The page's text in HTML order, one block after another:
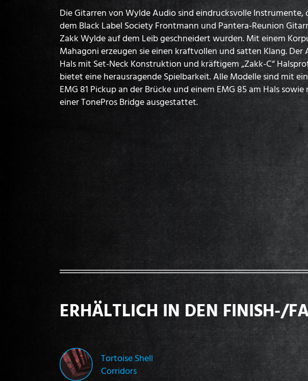
Die Gitarren von Wylde Audio sind eindrucksvolle Instrumente,
dem Black Label Society Frontmann und Pantera-Reunion
Zakk Wylde auf dem Leib geschneidert wurden. Mit einem
Mahagoni erzeugen sie einen kraftvollen und satten Klang. Der
Hals mit Set-Neck Konstruktion und kräftigem „Zakk-C“
bietet eine herausragende Spielbarkeit. Alle Modelle sind mit
EMG 81 Pickup an der Brücke und einem EMG 85 am Hals sowie
einer TonePros Bridge ausgestattet.
ERHÄLTLICH IN DEN FINISH-/
Tortoise Shell
Corridors